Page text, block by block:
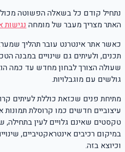
נתחיל קודם כל בשאלה הפשוטה
האתר מצריך מעבר של מומחה נגישות
כאשר אתר אינטרנט עובר תהליך
תכנים, ולעיתים גם שינויים במבנה
שעולה הצורך לבחון מחדש עד כמה
גולשים עם מוגבלויות.
מתיחת פנים שכזאת כוללת לעיתים
עיצוביים חדשים כמו קרוסלת
טקסטים שאינם גלויים לעין בתחילה,
במיקום רכיבים אינטראקטיביים,
וכיוצא בזה.